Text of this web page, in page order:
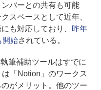
バーとの共有も可能
スペースとして近年、
も対応しており、 昨年
開始されている。
筆補助ツールはすでに
「Notion」のワークス
がメリット。他のツー